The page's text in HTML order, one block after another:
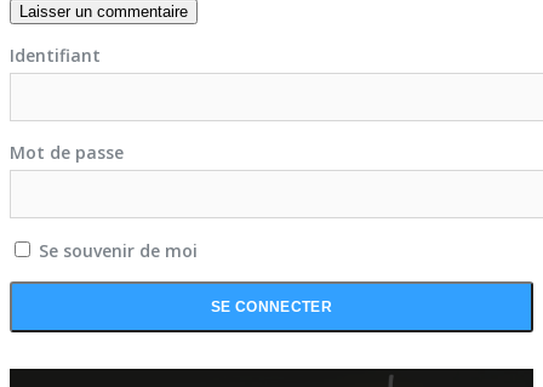
Identifiant
Mot de passe
Se souvenir de moi